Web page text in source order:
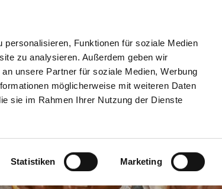
Funktionen für soziale Medien
zu analysieren. Außerdem geben wir
unsere Partner für soziale Medien, Werbung
möglicherweise mit weiteren Daten
sie im Rahmen Ihrer Nutzung der Dienste
Statistiken Marketing